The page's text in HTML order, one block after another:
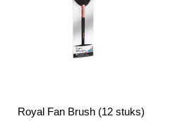
Royal Fan Brush (12 stuks)